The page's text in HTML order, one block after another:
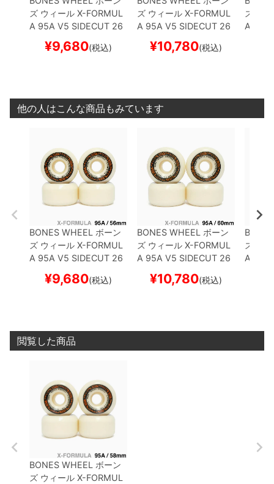
ズ ウィール X-FORMUL
A 95A V5 SIDECUT 26
56mmスケートボード
スケボー
¥9,680(税込)
ズ ウィール X-FORMUL
A 95A V5 SIDECUT 26
60mm スケートボード
スケボー
¥10,780(税込)
ズ
A 97A
他の人はこんな商品もみています
BONES WHEEL ボーン
ズ ウィール X-FORMUL
A 95A V5 SIDECUT 26
スケボー
¥9,680(税込)
BONES WHEEL ボーン
ズ ウィール X-FORMUL
A 95A V5 SIDECUT 26
スケボー
¥10,780(税込)
ズ
A 97A
閲覧した商品
BONES WHEEL ボーン
ズ ウィール X-FORMUL